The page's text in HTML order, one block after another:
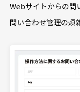
Webサイトからの問
問い合わせ管理の煩